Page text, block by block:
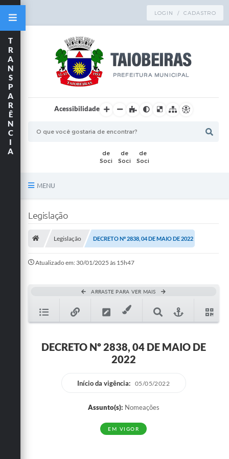
LOGIN / CADASTRO
Acessibilidade
MENU
Mapa do Site
T
R
A
N
S
P
A
R
Ê
N
C
I
A
Legislação
Legislação DECRETO Nº 2838, 04 DE MAIO DE 2022
Atualizado em: 30/01/2025 às 15h47
ARRASTE PARA VER MAIS
DECRETO Nº 2838, 04 DE MAIO DE
2022
Início da vigência: 05/05/2022
Assunto(s): Nomeações
EM VIGOR